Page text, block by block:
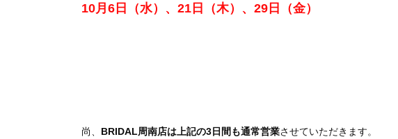
10月6日（水）、21 日（木）、29日（金）
尚、 BRIDAL周南店は上記の3日間も通常営業させていただきます。